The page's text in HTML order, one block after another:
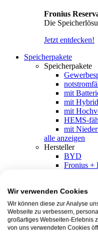
Fronius
Die
Jetzt entdecken!
Speicherpakete
Speicherpakete
mit
mit
mit
HEMS-
mit
alle anzeigen
Hersteller
BYD
Fronius +
SMA +
EcoFlow
EcoFlow
Wir verwenden Cookies
Wir können diese zur Analyse
Webseite zu verbessern,
großartiges Webseiten-Erlebnis
von uns verwendeten Cookies